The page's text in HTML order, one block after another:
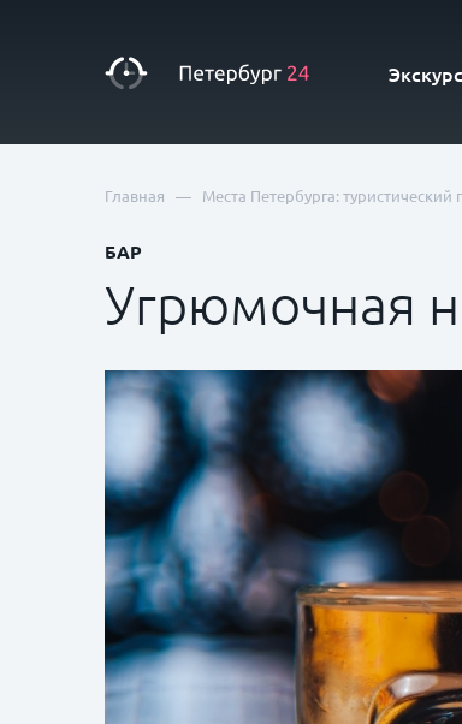
Главная — Места Петербурга: туристический
БАР
Угрюмочная